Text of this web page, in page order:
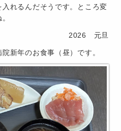
れるんだそうです。ところ変
2026 元旦
新年のお食事（昼）です。